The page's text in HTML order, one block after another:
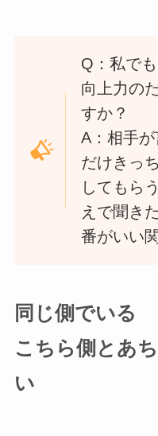
Q：私で
向上力の
すか？
A：相手
だけきっ
してもら
えで聞き
番がいい
同じ側でいる
こちら側とあ
い